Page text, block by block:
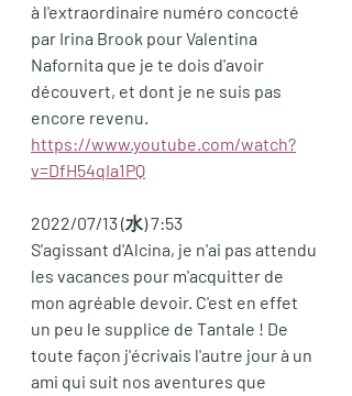
à l'extraordinaire numéro concocté
par Irina Brook pour Valentina
Nafornita que je te dois d'avoir
découvert, et dont je ne suis pas
encore revenu.
https://www.youtube.com/watch?
v=DfH54qIa1PQ
2022/07/13 (水) 7:53
S'agissant d'Alcina, je n'ai pas attendu
les vacances pour m'acquitter de
mon agréable devoir. C'est en effet
un peu le supplice de Tantale ! De
toute façon j'écrivais l'autre jour à un
ami qui suit nos aventures que